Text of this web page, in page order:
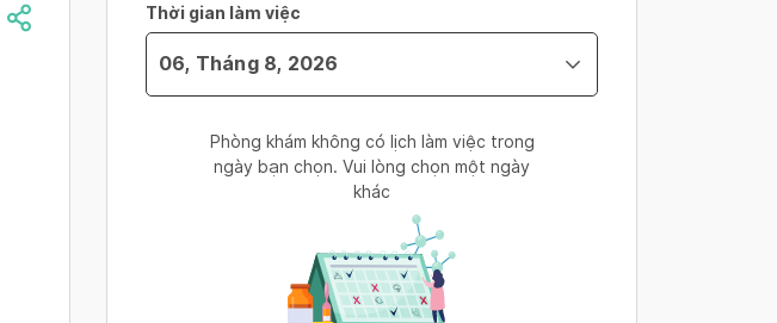
Thời gian làm việc
Navigate
interact
Phòng khám không có lịch làm việc trong
ngày bạn chọn. Vui lòng chọn một ngày
khác